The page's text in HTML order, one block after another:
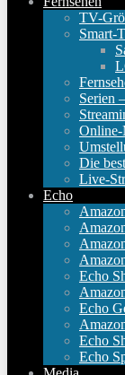
TV-
Smart-
Serien
Online-
Die
Live-
Echo
Echo
Echo
Echo
Echo